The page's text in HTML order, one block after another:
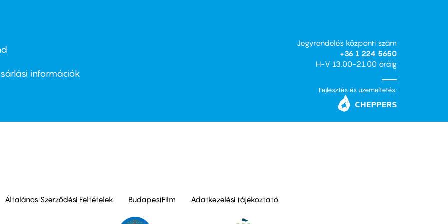
információk
Jegyrendelés központi szám
+36 1 224 5650
H-V 13.00-21.00 óráig
Fejlesztés és üzemeltetés:
Általános Szerződési Feltételek BudapestFilm Adatkezelési tájékoztató